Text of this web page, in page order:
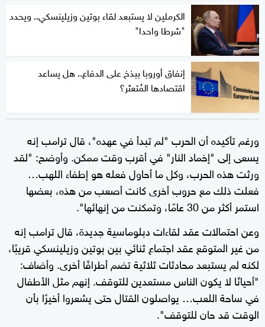
الكرملين لا يستبعد لقاء بوتين وزيلينسكي.. ويحدد
"شرطا واحدا"
إنفاق أوروبا ببذخ على الدفاع.. هل يساعد
اقتصادها المُتعثر؟
ورغم تأكيده أن الحرب "لم تبدأ في عهده"، قال ترامب إنه
يسعى إلى "إخماد النار" في أقرب وقت ممكن. وأوضح: "لقد
ورثت هذه الحرب، وكل ما أحاول فعله هو إطفاء اللهب…
فعلت ذلك مع حروب أخرى كانت أصعب من هذه، بعضها
استمر أكثر من 30 عامًا، وتمكنت من إنهائها".
وعن احتمالات عقد لقاءات دبلوماسية جديدة، قال ترامب إنه
من غير المتوقع عقد اجتماع ثنائي بين بوتين وزيلينسكي قريبًا،
لكنه لم يستبعد محادثات ثلاثية تضم أطرافًا أخرى. وأضاف:
"أحيانًا لا يكون الناس مستعدين للتوقف. إنهم مثل الأطفال
في ساحة اللعب… يواصلون القتال حتى يشعروا أخيرًا بأن
الوقت قد حان للتوقف".